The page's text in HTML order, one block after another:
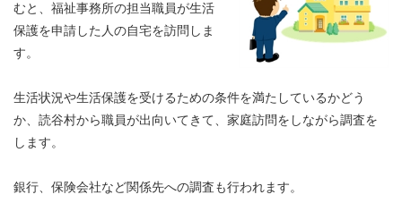
むと、福祉事務所の担当職員が生活
保護を申請した人の自宅を訪問しま
す。
生活状況や生活保護を受けるための条件を満たしているかどう
か、読谷村から職員が出向いてきて、家庭訪問をしながら調査を
します。
銀行、保険会社など関係先への調査も行われます。